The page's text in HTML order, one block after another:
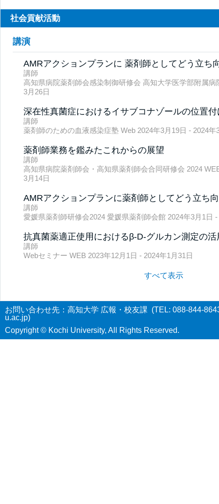
社会貢献活動
講演
AMRアクションプランに 薬剤師としてどう立ち
講師
高知県病院薬剤師会感染制御研修会 高知大学医学部附属病
3月26日
深在性真菌症におけるイサブコナゾールの位置付
講師
薬剤師のための血液感染症塾 Web 2024年3月19日 - 2024年
薬剤師業務を鑑みたこれからの展望
講師
高知県病院薬剤師会・高知県薬剤師会合同研修会 2024
3月14日
AMRアクションプランに薬剤師としてどう立ち
講師
愛媛県薬剤師研修会2024 愛媛県薬剤師会館 2024年3月1日
抗真菌薬適正使用におけるβ-D-グルカン測定の活
講師
Webセミナー WEB 2023年12月1日 - 2024年1月31日
すべて表示
お問い合わせ先：高知大学 広報・校友課 (TEL: 088-844-
u.ac.jp)
Copyright © Kochi University, All Rights Reserved.